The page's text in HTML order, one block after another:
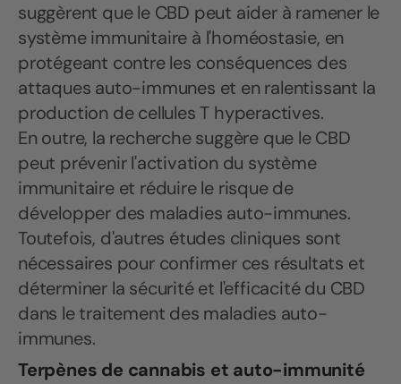
suggèrent que le CBD peut aider à ramener le
système immunitaire à l'homéostasie, en
protégeant contre les conséquences des
attaques auto-immunes et en ralentissant la
production de cellules T hyperactives.
En outre, la recherche suggère que le CBD
peut prévenir l'activation du système
immunitaire et réduire le risque de
développer des maladies auto-immunes.
Toutefois, d'autres études cliniques sont
nécessaires pour confirmer ces résultats et
déterminer la sécurité et l'efficacité du CBD
dans le traitement des maladies auto-
immunes.
Terpènes de cannabis et auto-immunité